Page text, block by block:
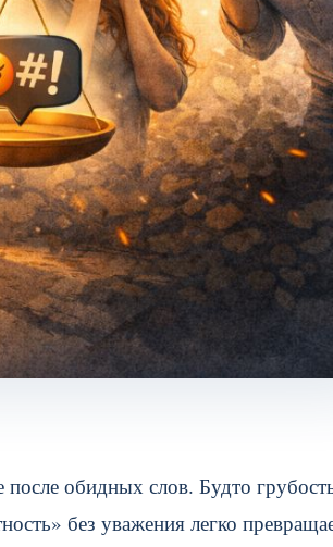
после обидных слов. Будто
без уважения легко